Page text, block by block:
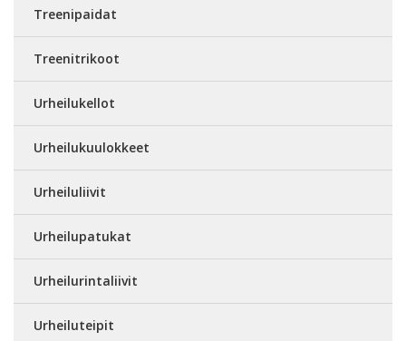
Treenipaidat
Treenitrikoot
Urheilukellot
Urheilukuulokkeet
Urheiluliivit
Urheilupatukat
Urheilurintaliivit
Urheiluteipit